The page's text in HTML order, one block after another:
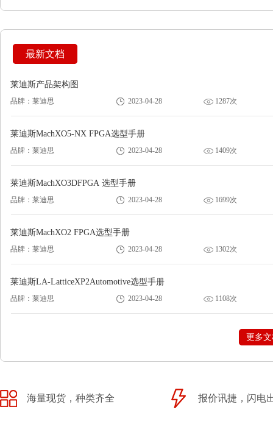
最新文档
莱迪斯产品架构图
品牌：莱迪思 2023-04-28 1287次
莱迪斯MachXO5-NX FPGA选型手册
品牌：莱迪思 2023-04-28 1409次
莱迪斯MachXO3DFPGA 选型手册
品牌：莱迪思 2023-04-28 1699次
莱迪斯MachXO2 FPGA选型手册
品牌：莱迪思 2023-04-28 1302次
莱迪斯LA-LatticeXP2Automotive选型手册
品牌：莱迪思 2023-04-28 1108次
更多
海量现货，种类齐全 报价讯捷，闪电